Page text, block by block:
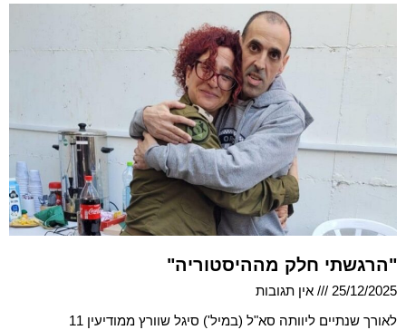
"הרגשתי חלק מההיסטוריה"
25/12/2025
אין תגובות
לאורך שנתיים ליוותה סא"ל (במיל') סיגל שוורץ ממודיעין 11